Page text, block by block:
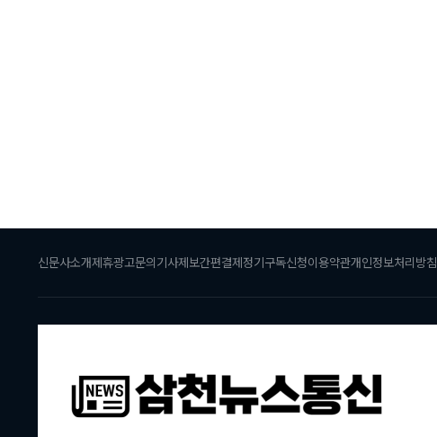
신문사소개제휴광고문의 기사제보간편결제 정기구독신청이용약관개인정보처리방침